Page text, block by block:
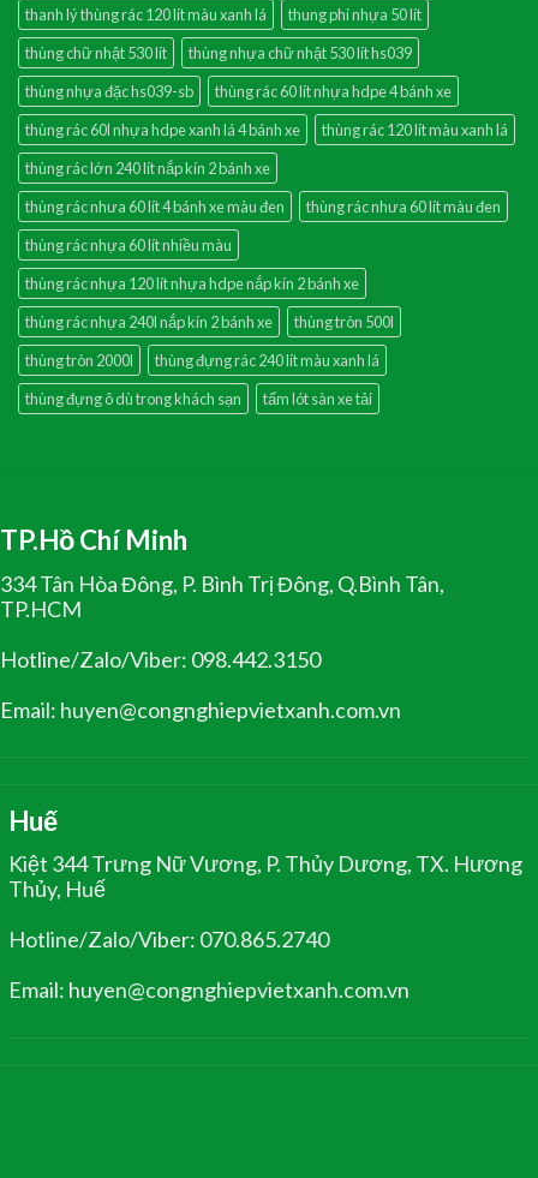
thanh lý thùng rác 120 lít màu xanh lá
thung phi nhựa 50 lít
thùng chữ nhật 530 lít
thùng nhựa chữ nhật 530 lít hs039
thùng nhựa đặc hs039-sb
thùng rác 60 lít nhựa hdpe 4 bánh xe
thùng rác 60l nhựa hdpe xanh lá 4 bánh xe
thùng rác 120 lít màu xanh lá
thùng rác lớn 240 lít nắp kín 2 bánh xe
thùng rác nhưa 60 lít 4 bánh xe màu đen
thùng rác nhưa 60 lít màu đen
thùng rác nhựa 60 lít nhiều màu
thùng rác nhựa 120 lít nhựa hdpe nắp kín 2 bánh xe
thùng rác nhựa 240l nắp kín 2 bánh xe
thùng tròn 500l
thùng tròn 2000l
thùng đựng rác 240 lít màu xanh lá
thùng đựng ô dù trong khách sạn
tấm lót sàn xe tải
TP.Hồ Chí Minh
334 Tân Hòa Đông, P. Bình Trị Đông, Q.Bình Tân,
TP.HCM
Hotline/Zalo/Viber: 098.442.3150
Email: huyen@congnghiepvietxanh.com.vn
Huế
Kiệt 344 Trưng Nữ Vương, P. Thủy Dương, TX. Hương
Thủy, Huế
Hotline/Zalo/Viber: 070.865.2740
Email: huyen@congnghiepvietxanh.com.vn